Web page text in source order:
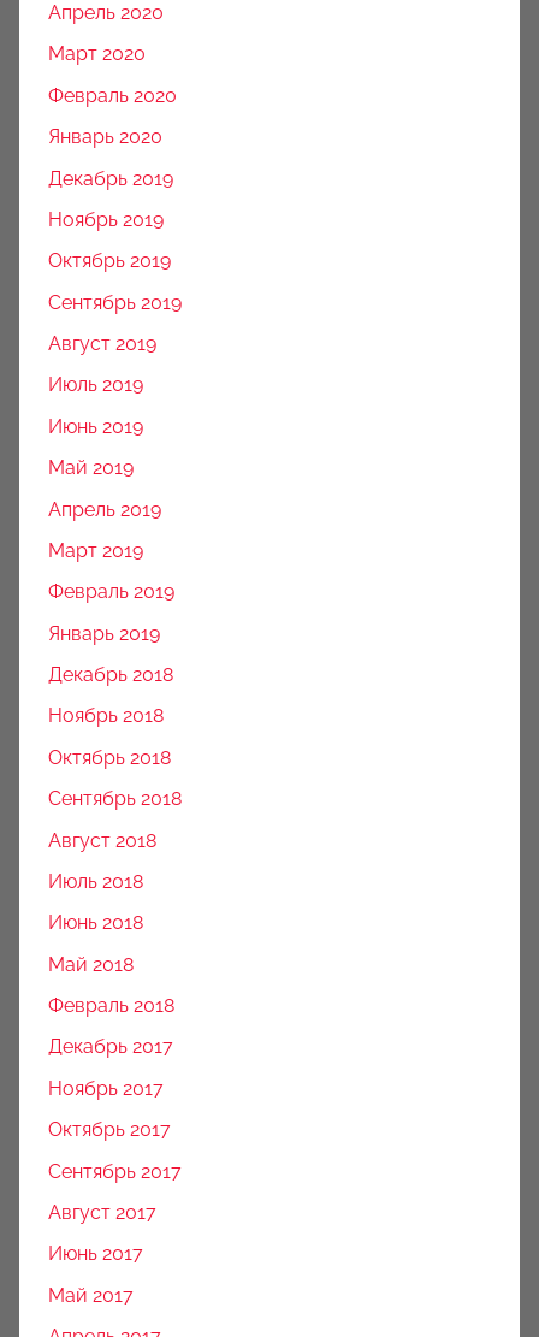
Апрель 2020
Март 2020
Февраль 2020
Январь 2020
Декабрь 2019
Ноябрь 2019
Октябрь 2019
Сентябрь 2019
Август 2019
Июль 2019
Июнь 2019
Май 2019
Апрель 2019
Март 2019
Февраль 2019
Январь 2019
Декабрь 2018
Ноябрь 2018
Октябрь 2018
Сентябрь 2018
Август 2018
Июль 2018
Июнь 2018
Май 2018
Февраль 2018
Декабрь 2017
Ноябрь 2017
Октябрь 2017
Сентябрь 2017
Август 2017
Июнь 2017
Май 2017